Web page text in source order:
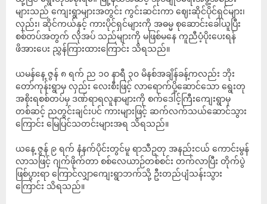
များသည် ကျေးရွာများအတွင်း ကွင်းဆင်းကာ ဈေးဆိုင်ပိုင်ရှင်များ၊
လှည်း၊ ဆိုင်ကယ်နှင့် ကားပိုင်ရှင်များကို အဓမ္မ စုဆောင်းခေါ်ယူပြီး
စစ်တပ်အတွက် လိုအပ် သည်များကို မဖြစ်မနေ ကူညီပံ့ပိုးပေးရန်
ဖိအားပေး ညွှန်ကြားထားကြောင်း သိရသည်။
‎ယမန်နေ့ ဇွန် ၈ ရက် ည ၁၀ နာရီ ၃၀ မိနစ်အချိန်ခန့်ကလည်း ဘိုး
တော်ကုန်းရွာမှ လှည်း လေးစီးဖြင့် လာရောက်ပို့ဆောင်သော ရွေးတု
အစိုးရစစ်တပ်မှ ဒဏ်ရာရလူနာများကို စက်ဒေါင့်ကြီးကျေးရွာမှ
တစ်ဆင့် ညတွင်းချင်းပင် ကားများဖြင့် ဆက်လက်သယ်ဆောင်သွား
ကြောင်း မြေပြင်သတင်းများအရ သိရသည်။
ယနေ့ ဇွန် ၉ ရက် နံနက်ပိုင်းတွင်မူ ရာသီဥတု အနည်းငယ် ကောင်းမွန်
လာသဖြင့် ဂျက်ဖိုက်တာ စစ်လေယာဉ်တစ်စင်း တက်လာပြီး တိုက်ပွဲ
ဖြစ်ပွားရာ ကြောင်လျှာကျေးရွာဘက်သို့ ဦးတည်ပျံသန်းသွား
ကြောင်း သိရသည်။